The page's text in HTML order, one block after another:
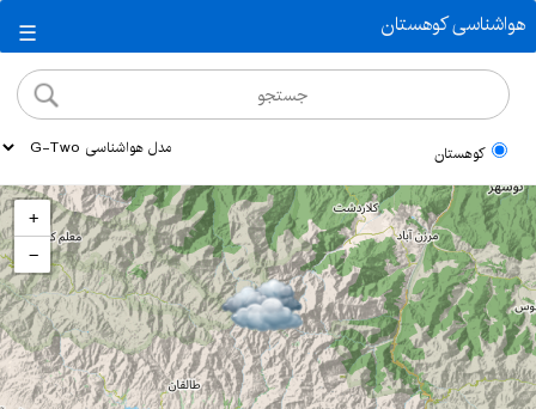
هواشناسی کوهستان ☰
کوهستان
+
−